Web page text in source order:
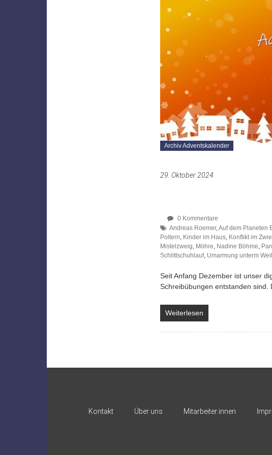
Archiv Adventskalender
29. Oktober 2024
0 Kommentare
Andreas Roemer, Auf dem Planeten
Poltern Kinder im Haus, Konflikt im
Mistelzweig Möhre Nadine Böhme
Schlittschuhlauf, Umarmung unterm
Seit Anfang Dezember ist unser
Schreibübungen entstanden sind.
Weiterlesen
Kontakt Über uns Mitarbeiter:innen